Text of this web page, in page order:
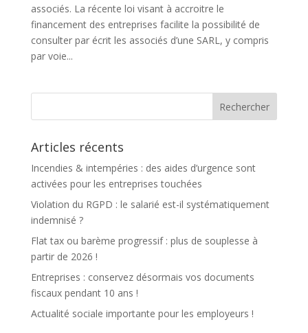
associés. La récente loi visant à accroitre le
financement des entreprises facilite la possibilité de
consulter par écrit les associés d’une SARL, y compris
par voie...
Articles récents
Incendies & intempéries : des aides d’urgence sont
activées pour les entreprises touchées
Violation du RGPD : le salarié est-il systématiquement
indemnisé ?
Flat tax ou barème progressif : plus de souplesse à
partir de 2026 !
Entreprises : conservez désormais vos documents
fiscaux pendant 10 ans !
Actualité sociale importante pour les employeurs !